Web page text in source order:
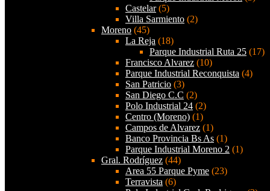
Castelar(5)
Villa Sarmiento (2)
Moreno (45)
La Reja (18)
Parque Industrial Ruta 25 (17)
Francisco Alvarez (10)
Parque Industrial Reconquista (4)
San Patricio (3)
San Diego C.C (2)
Polo Industrial 24 (2)
Centro (Moreno) (1)
Campos de Alvarez (1)
Banco Provincia Bs As (1)
Parque Industrial Moreno 2 (1)
Gral. Rodríguez (44)
Area 55 Parque Pyme (23)
Terravista (6)